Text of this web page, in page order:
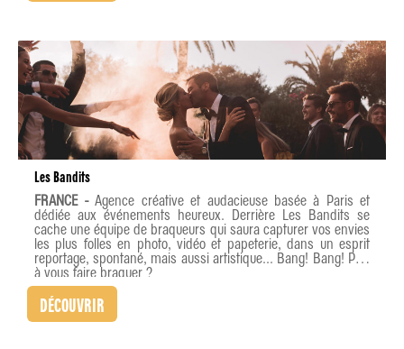
Les Bandits
FRANCE -Agence créative et audacieuse basée à Paris et
dédiée aux événements heureux. Derrière Les Bandits se
cache une équipe de braqueurs qui saura capturer vos envies
les plus folles en photo, vidéo et papeterie, dans un esprit
reportage, spontané, mais aussi artistique... Bang! Bang! Prêt
à vous faire braquer ?
DÉCOUVRIR